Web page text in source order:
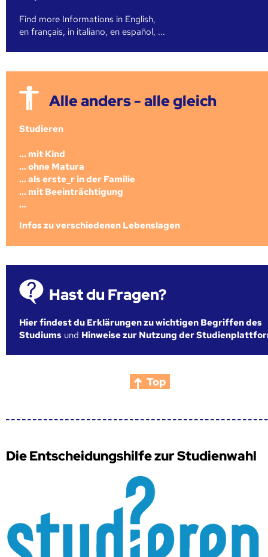
Find more Informations in English,
en français, in italiano, en español, ...
Alle anders - alle gleich
Studieren
... mit Kind
... ohne Matura
... als erste_r in der Familie
... mit Beeinträchtigung
...
Infos zu verschiedenen Lebenslagen
Hast du Fragen?
Hier findest du Erklärungen zu wichtigen Begriffen des
Studiums und Hinweise zur Nutzung der
Top
Die Entscheidungshilfe zur Studienwahl